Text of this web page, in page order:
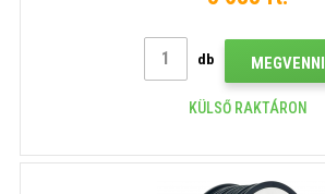
db MEGVENNI
KÜLSŐ RAKTÁRON